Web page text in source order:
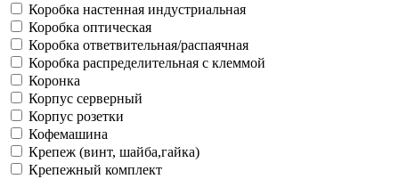
Коробка настенная индустриальная
Коробка оптическая
Коробка ответвительная/распаячная
Коробка распределительная с клеммой
Коронка
Корпус cерверный
Корпус розетки
Кофемашина
Крепеж (винт, шайба,гайка)
Крепежный комплект